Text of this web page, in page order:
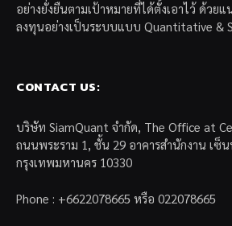
อย่างยั่งยืนตามเป้าหมายที่ได้ตั้งเอาไว้ ด้วย
ลงทุนอย่างเป็นระบบแบบ Quantitative &
CONTACT US:
บริษัท SiamQuant จำกัด, The Office at
ถนนพระราม 1, ชั้น 29 อาคารสำนักงาน เซ็
กรุงเทพมหานคร 10330
Phone : +6622078665 หรือ 022078665